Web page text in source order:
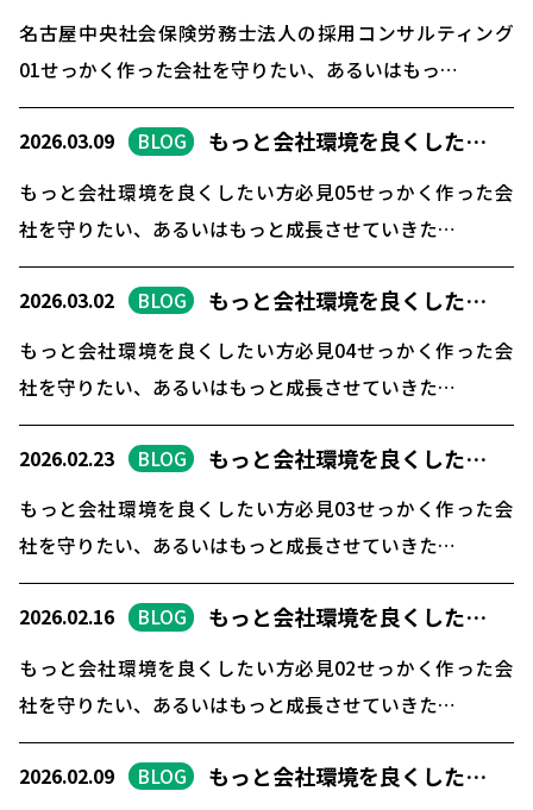
名古屋中央社会保険労務士法人の採用コンサルティング
01せっかく作った会社を守りたい、あるいはもっ…
2026.03.09 BLOG もっと会社環境を良くした…
もっと会社環境を良くしたい方必見05せっかく作った会
社を守りたい、あるいはもっと成長させていきた…
2026.03.02 BLOG もっと会社環境を良くした…
もっと会社環境を良くしたい方必見04せっかく作った会
社を守りたい、あるいはもっと成長させていきた…
2026.02.23 BLOG もっと会社環境を良くした…
もっと会社環境を良くしたい方必見03せっかく作った会
社を守りたい、あるいはもっと成長させていきた…
2026.02.16 BLOG もっと会社環境を良くした…
もっと会社環境を良くしたい方必見02せっかく作った会
社を守りたい、あるいはもっと成長させていきた…
2026.02.09 BLOG もっと会社環境を良くした…